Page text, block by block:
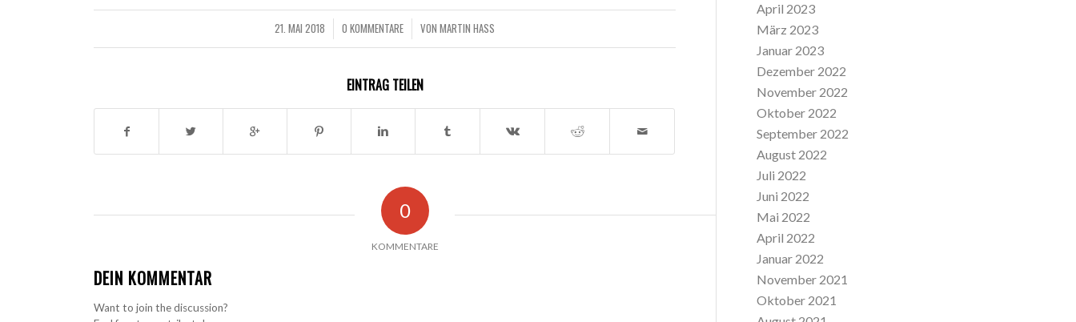
21. MAI 2018
/ 0 KOMMENTARE
/ VONMARTIN HASS
EINTRAG TEILEN
0
KOMMENTARE
DEIN KOMMENTAR
Want to join the discussion?
April 2023
März 2023
Januar 2023
Dezember 2022
November 2022
Oktober 2022
September 2022
August 2022
Juli 2022
Juni 2022
Mai 2022
April 2022
Januar 2022
November 2021
Oktober 2021